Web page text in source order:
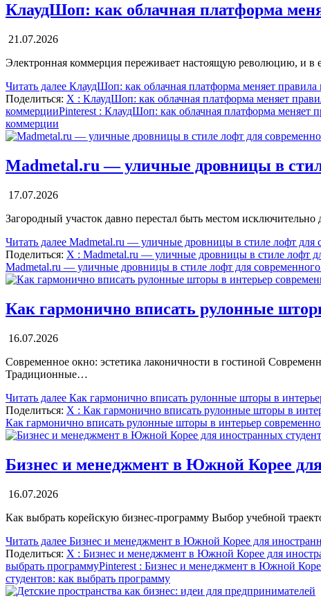
КлаудШоп: как облачная платформа
21.07.2026
Электронная коммерция переживает настоящую революцию, и в
Читать далее КлаудШоп: как облачная платформа меняет
Поделиться: X : КлаудШоп: как облачная платформа меняет
коммерцииPinterest : КлаудШоп: как облачная платформа меняет
коммерции
Madmetal.ru — уличные дровницы в
17.07.2026
Загородный участок давно перестал быть местом
Читать далее Madmetal.ru — уличные дровницы в стиле лофт для
Поделиться: X : Madmetal.ru — уличные дровницы в стиле лофт
Madmetal.ru — уличные дровницы в стиле лофт для современного
Как гармонично вписать рулонные
16.07.2026
Современное окно: эстетика лаконичности в гостиной
Традиционные…
Читать далее Как гармонично вписать рулонные шторы в
Поделиться: X : Как гармонично вписать рулонные шторы в
Как гармонично вписать рулонные шторы в интерьер
Бизнес и менеджмент в Южной Корее
16.07.2026
Как выбрать корейскую бизнес‑программу Выбор учебной
Читать далее Бизнес и менеджмент в Южной Корее для
Поделиться: X : Бизнес и менеджмент в Южной Корее для
выбрать программуPinterest : Бизнес и менеджмент в Южной
студентов: как выбрать программу